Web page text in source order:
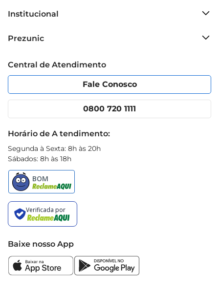
Institucional
Grupo Cencosud
Política de Privacidade
Portal do fornecedor
Cencosud Media
Prezunic
Código de Ética
App Prezunic
Central de Atendimento
Fale Conosco
0800 720 1111
Horário de A tendimento:
Segunda à Sexta: 8h às 20h
Sábados: 8h às 18h
Baixe nosso App